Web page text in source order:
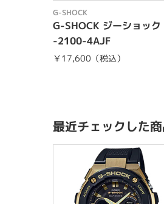
G-SHOCK
G-SHOCK ジーショック
-2100-4AJF
￥17,600（税込）
最近チェックした